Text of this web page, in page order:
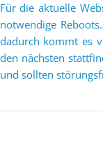
Für die aktuelle
notwendige
dadurch kommt es
den nächsten
und sollten